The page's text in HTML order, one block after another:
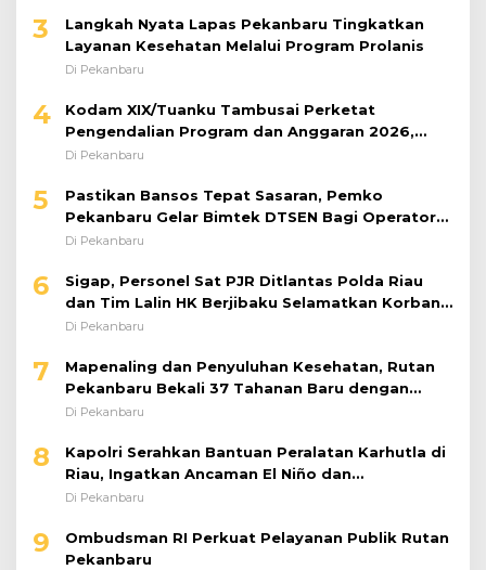
3
Langkah Nyata Lapas Pekanbaru Tingkatkan
Layanan Kesehatan Melalui Program Prolanis
Di Pekanbaru
4
Kodam XIX/Tuanku Tambusai Perketat
Pengendalian Program dan Anggaran 2026,
Pastikan Kinerja Tepat Sasaran
Di Pekanbaru
5
Pastikan Bansos Tepat Sasaran, Pemko
Pekanbaru Gelar Bimtek DTSEN Bagi Operator
Puskessos
Di Pekanbaru
6
Sigap, Personel Sat PJR Ditlantas Polda Riau
dan Tim Lalin HK Berjibaku Selamatkan Korban
Kecelakaan di Tol Pekanbaru–Dumai
Di Pekanbaru
7
Mapenaling dan Penyuluhan Kesehatan, Rutan
Pekanbaru Bekali 37 Tahanan Baru dengan
Edukasi TBC, HIV, dan Bahaya Narkoba
Di Pekanbaru
8
Kapolri Serahkan Bantuan Peralatan Karhutla di
Riau, Ingatkan Ancaman El Niño dan
Prioritaskan Pencegahan
Di Pekanbaru
9
Ombudsman RI Perkuat Pelayanan Publik Rutan
Pekanbaru